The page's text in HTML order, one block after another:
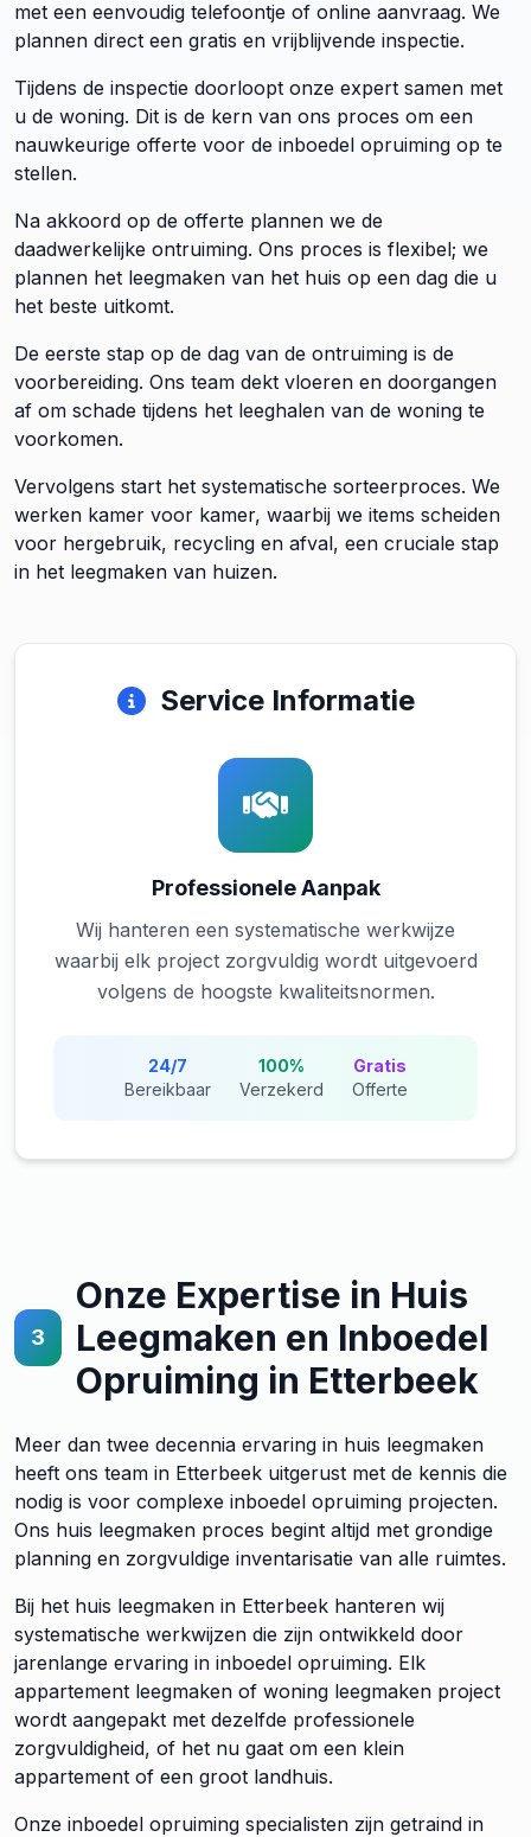
met een eenvoudig telefoontje of online aanvraag. We
plannen direct een gratis en vrijblijvende inspectie.
Tijdens de inspectie doorloopt onze expert samen met
u de woning. Dit is de kern van ons proces om een
nauwkeurige offerte voor de inboedel opruiming op te
stellen.
Na akkoord op de offerte plannen we de
daadwerkelijke ontruiming. Ons proces is flexibel; we
plannen het leegmaken van het huis op een dag die u
het beste uitkomt.
De eerste stap op de dag van de ontruiming is de
voorbereiding. Ons team dekt vloeren en doorgangen
af om schade tijdens het leeghalen van de woning te
voorkomen.
Vervolgens start het systematische sorteerproces. We
werken kamer voor kamer, waarbij we items scheiden
voor hergebruik, recycling en afval, een cruciale stap
in het leegmaken van huizen.
Service Informatie
Professionele Aanpak
Wij hanteren een systematische werkwijze
waarbij elk project zorgvuldig wordt uitgevoerd
volgens de hoogste kwaliteitsnormen.
24/7
Bereikbaar
100%
Verzekerd
Gratis
Offerte
3
Onze Expertise in Huis
Leegmaken en Inboedel
Opruiming in Etterbeek
Meer dan twee decennia ervaring in huis leegmaken
heeft ons team in Etterbeek uitgerust met de kennis die
nodig is voor complexe inboedel opruiming projecten.
Ons huis leegmaken proces begint altijd met grondige
planning en zorgvuldige inventarisatie van alle ruimtes.
Bij het huis leegmaken in Etterbeek hanteren wij
systematische werkwijzen die zijn ontwikkeld door
jarenlange ervaring in inboedel opruiming. Elk
appartement leegmaken of woning leegmaken project
wordt aangepakt met dezelfde professionele
zorgvuldigheid, of het nu gaat om een klein
appartement of een groot landhuis.
Onze inboedel opruiming specialisten zijn getraind in